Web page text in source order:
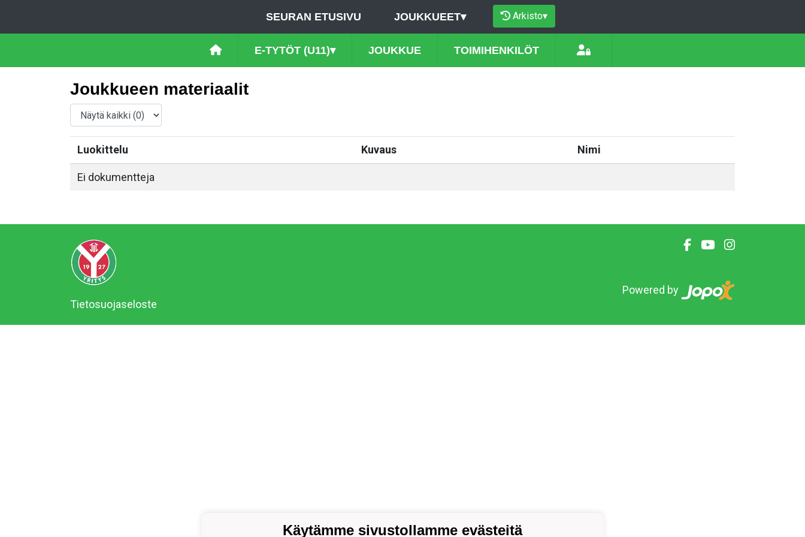
SEURAN ETUSIVU JOUKKUEET▾ Arkisto▾
E-TYTÖT (U11)▾ JOUKKUE TOIMIHENKILÖT
Joukkueen materiaalit
Luokittelu Kuvaus Nimi
Ei dokumentteja
Tietosuojaseloste
Powered by
Käytämme sivustollamme evästeitä